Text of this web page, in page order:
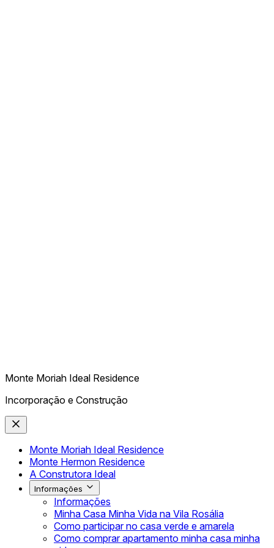
Monte Moriah Ideal Residence
Incorporação e Construção
Monte Moriah Ideal Residence
Monte Hermon Residence
A Construtora Ideal
Informações
Informações
Minha Casa Minha Vida na Vila Rosália
Como participar no casa verde e amarela
Como comprar apartamento minha casa minha